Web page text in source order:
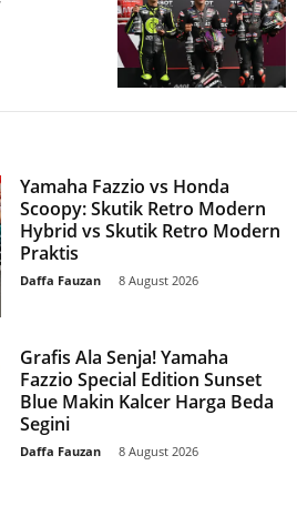
Yamaha Fazzio vs Honda
Scoopy: Skutik Retro Modern
Hybrid vs Skutik Retro Modern
Praktis
Daffa Fauzan 8 August 2026
Grafis Ala Senja! Yamaha
Fazzio Special Edition Sunset
Blue Makin Kalcer Harga Beda
Segini
Daffa Fauzan 8 August 2026